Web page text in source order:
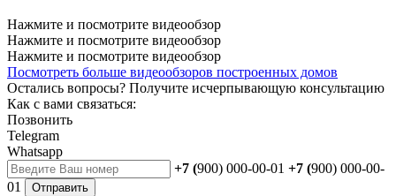
Нажмите и посмотрите видеообзор
Нажмите и посмотрите видеообзор
Нажмите и посмотрите видеообзор
Посмотреть больше видеообзоров построенных домов
Остались вопросы? Получите исчерпывающую консультацию
Как с вами связаться:
Позвонить
Telegram
Whatsapp
+7 (900) 000-00-01 +7 (900) 000-00-
01
Отправить